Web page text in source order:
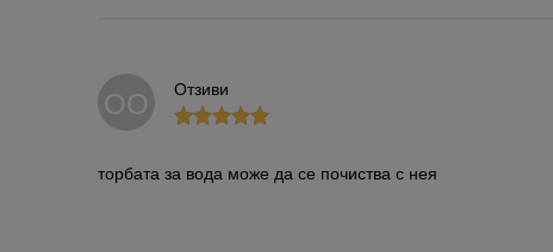
ОО Отзиви
торбата за вода може да се почиства с нея